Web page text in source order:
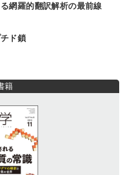
網羅的翻訳解析の最前線
ド鎖
籍